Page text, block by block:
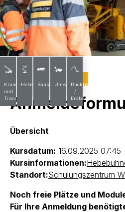
Krane
und
Transporte
Hebebühnen
BaustoffeUmwelttechnik
Rückbau
/
Erdbau
Übersicht
Kursdatum: 16.09.2025 07:45
Kursinformationen:
Standort:Schulungszentrum
Noch freie Plätze und
Für Ihre Anmeldung